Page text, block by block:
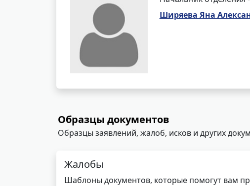
Ширяева Яна
Образцы документов
Образцы заявлений, жалоб, исков и других
Жалобы
Шаблоны документов, которые помогут вам